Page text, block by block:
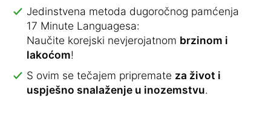
Jedinstvena metoda dugoročnog pamćenja
17 Minute Languagesa:
Naučite korejski nevjerojatnom brzinom i
lakoćom!
S ovim se tečajem pripremate za život i
uspješno snalaženje u inozemstvu.